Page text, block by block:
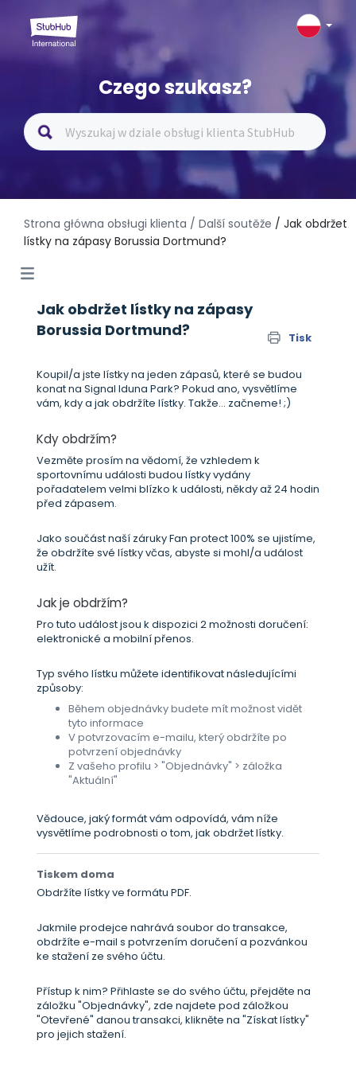
Czego szukasz?
Strona główna obsługi klienta / Další soutěže / Jak obdržet
lístky na zápasy Borussia Dortmund?
Jak obdržet lístky na zápasy
Borussia Dortmund?
Tisk
Koupil/a jste lístky na jeden zápasů, které se budou
konat na Signal Iduna Park? Pokud ano, vysvětlíme
vám, kdy a jak obdržíte lístky. Takže... začneme! ;)
Kdy obdržím?
Vezměte prosím na vědomí, že vzhledem k
sportovnímu události budou lístky vydány
pořadatelem velmi blízko k události, někdy až 24 hodin
před zápasem.
Jako součást naší záruky Fan protect 100% se ujistíme,
že obdržíte své lístky včas, abyste si mohl/a událost
užít.
Jak je obdržím?
Pro tuto událost jsou k dispozici 2 možnosti doručení:
elektronické a mobilní přenos.
Typ svého lístku můžete identifikovat následujícími
způsoby:
Během objednávky budete mít možnost vidět
tyto informace
V potvrzovacím e-mailu, který obdržíte po
potvrzení objednávky
Z vašeho profilu > "Objednávky" > záložka
"Aktuální"
Vědouce, jaký formát vám odpovídá, vám níže
vysvětlíme podrobnosti o tom, jak obdržet lístky.
Tiskem doma
Obdržíte lístky ve formátu PDF.
Jakmile prodejce nahrává soubor do transakce,
obdržíte e-mail s potvrzením doručení a pozvánkou
ke stažení ze svého účtu.
Přístup k nim? Přihlaste se do svého účtu, přejděte na
záložku "Objednávky", zde najdete pod záložkou
"Otevřené" danou transakci, klikněte na "Získat lístky"
pro jejich stažení.